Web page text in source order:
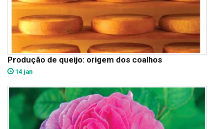
Produção de queijo: origem dos coalhos
14 jan